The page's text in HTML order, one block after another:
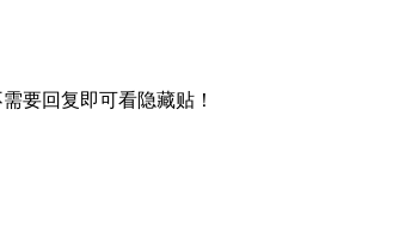
要回复即可看隐藏贴！